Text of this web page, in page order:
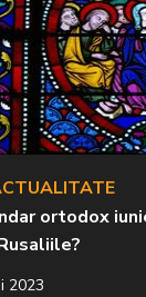
ortodox
2023